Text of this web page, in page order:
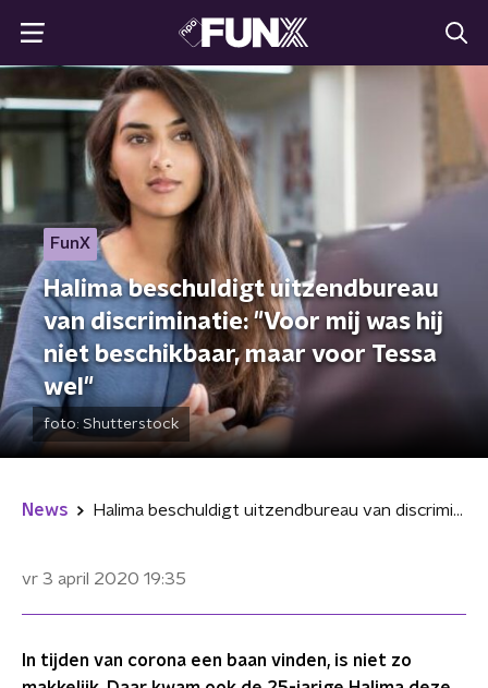
FunX
Halima beschuldigt uitzendbureau
van discriminatie: "Voor mij was hij
niet beschikbaar, maar voor Tessa
wel"
foto: Shutterstock
News Halima beschuldigt uitzendbureau van discriminatie: "Voor mij was hij niet beschikbaar, maar voor Tessa wel"
vr 3 april 2020 19:35
In tijden van corona een baan vinden, is niet zo